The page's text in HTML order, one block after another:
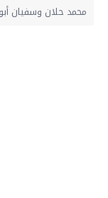
محمد حلان وسفيان